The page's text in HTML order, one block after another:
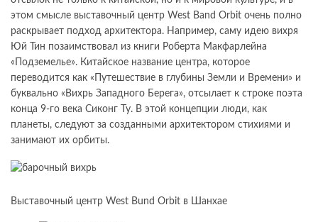
этом смысле выставочный центр West Band Orbit очень полно
раскрывает подход архитектора. Например, саму идею вихря
Юй Тин позаимствовал из книги Роберта Макфарлейна
«Подземелье». Китайское название центра, которое
переводится как «Путешествие в глубины Земли и Времени» и
буквально «Вихрь Западного Берега», отсылает к строке поэта
конца 9-го века Сиконг Ту. В этой концепции люди, как
планеты, следуют за созданными архитектором стихиями и
занимают их орбиты.
Выставочный центр West Bund Orbit в Шанхае